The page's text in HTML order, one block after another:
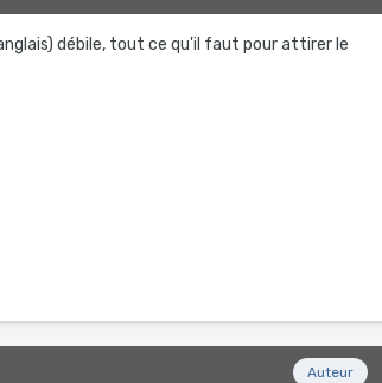
débile, tout ce qu'il faut pour attirer le
Auteur